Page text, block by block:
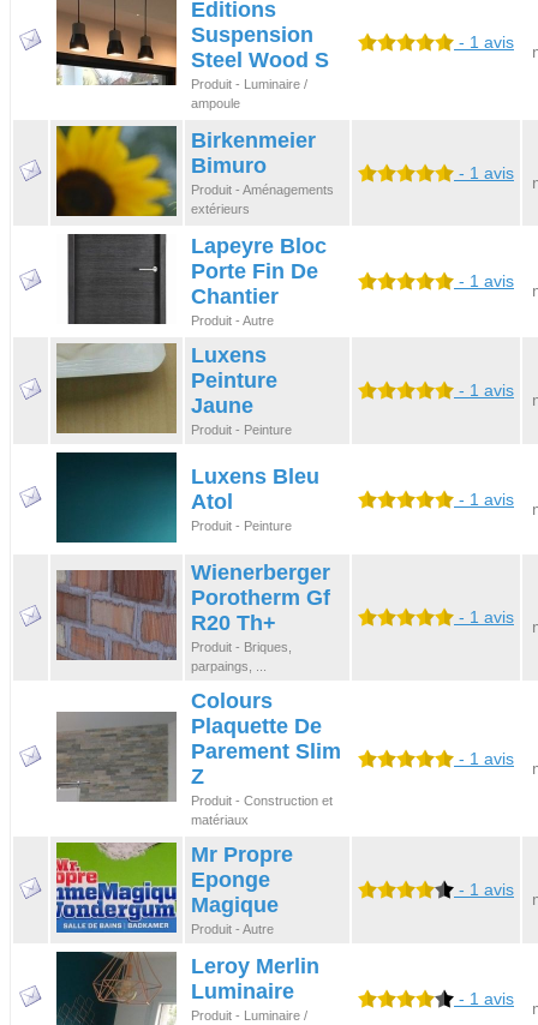
Editions
Suspension
Steel Wood S
Produit - Luminaire /
ampoule
- 1 avis
Birkenmeier
Bimuro
Produit - Aménagements
extérieurs
- 1 avis
Lapeyre Bloc
Porte Fin De
Chantier
Produit - Autre
- 1 avis
Luxens
Peinture
Jaune
Produit - Peinture
- 1 avis
Luxens Bleu
Atol
Produit - Peinture
- 1 avis
Wienerberger
Porotherm Gf
R20 Th+
Produit - Briques,
parpaings, ...
- 1 avis
Colours
Plaquette De
Parement Slim
Z
Produit - Construction et
matériaux
- 1 avis
Mr Propre
Eponge
Magique
Produit - Autre
- 1 avis
Leroy Merlin
Luminaire
Produit - Luminaire /
- 1 avis